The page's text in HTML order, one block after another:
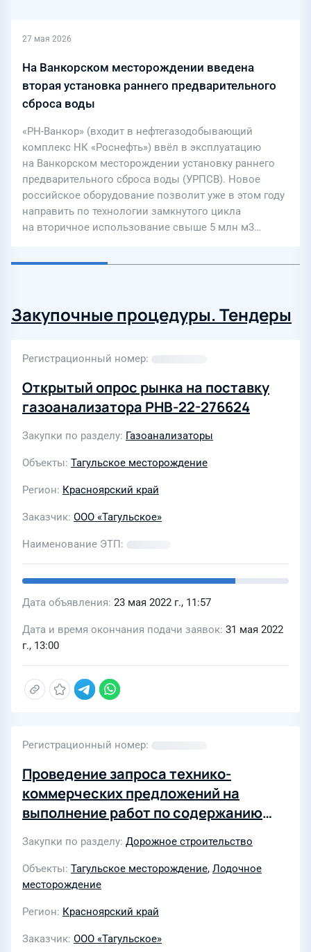
27 мая 2026
На Ванкорском месторождении введена
вторая установка раннего предварительного
сброса воды
«РН-Ванкор» (входит в нефтегазодобывающий
комплекс НК «Роснефть») ввёл в эксплуатацию
на Ванкорском месторождении установку раннего
предварительного сброса воды (УРПСВ). Новое
российское оборудование позволит уже в этом году
направить по технологии замкнутого цикла
на вторичное использование свыше 5 млн м3…
Закупочные процедуры. Тендеры
Регистрационный номер
Открытый опрос рынка на поставку
газоанализатора РНВ-22-276624
Закупки по разделу Газоанализаторы
Объекты Тагульское месторождение
Регион Красноярский край
Заказчик ООО «Тагульское»
Наименование ЭТП
Дата объявления 23 мая 2022 г., 11:57
Дата и время окончания подачи заявок 31 мая 2022
г., 13:00
Регистрационный номер
Проведение запроса технико-
коммерческих предложений на
выполнение работ по содержанию
дорог на Лодочном м/р в 2023г
Закупки по разделу Дорожное строительство
Объекты Тагульское месторождение, Лодочное
месторождение
Регион Красноярский край
Заказчик ООО «Тагульское»